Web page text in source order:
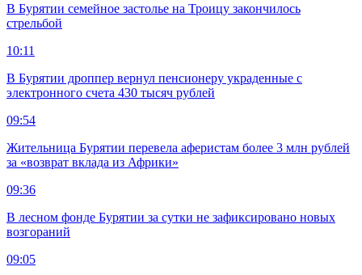
В Бурятии семейное застолье на Троицу закончилось
стрельбой
10:11
В Бурятии дроппер вернул пенсионеру украденные с
электронного счета 430 тысяч рублей
09:54
Жительница Бурятии перевела аферистам более 3 млн рублей
за «возврат вклада из Африки»
09:36
В лесном фонде Бурятии за сутки не зафиксировано новых
возгораний
09:05